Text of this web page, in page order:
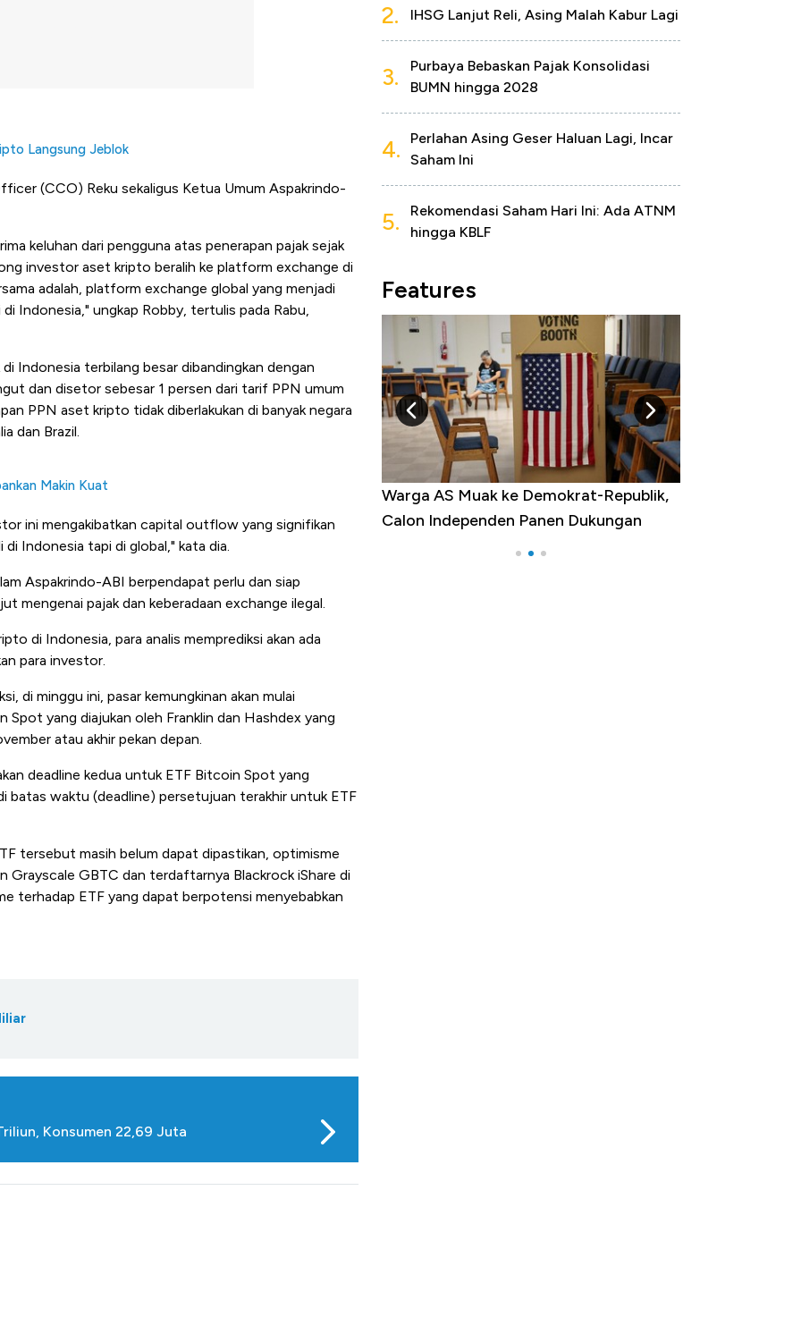
Langsung Jeblok
(CCO) Reku sekaligus Ketua Umum Aspakrindo-
keluhan dari pengguna atas penerapan pajak sejak
investor aset kripto beralih ke platform exchange di
adalah, platform exchange global yang menjadi
Indonesia," ungkap Robby, tertulis pada Rabu,
Indonesia terbilang besar dibandingkan dengan
dan disetor sebesar 1 persen dari tarif PPN umum
PPN aset kripto tidak diberlakukan di banyak negara
dan Brazil.
Makin Kuat
ini mengakibatkan capital outflow yang signifikan
Indonesia tapi di global," kata dia.
Aspakrindo-ABI berpendapat perlu dan siap
mengenai pajak dan keberadaan exchange ilegal.
di Indonesia, para analis memprediksi akan ada
para investor.
di minggu ini, pasar kemungkinan akan mulai
yang diajukan oleh Franklin dan Hashdex yang
atau akhir pekan depan.
deadline kedua untuk ETF Bitcoin Spot yang
batas waktu (deadline) persetujuan terakhir untuk ETF
tersebut masih belum dapat dipastikan, optimisme
Grayscale GBTC dan terdaftarnya Blackrock iShare di
terhadap ETF yang dapat berpotensi menyebabkan
Konsumen 22,69 Juta
2. IHSG Lanjut Reli, Asing Malah Kabur Lagi
3.
Purbaya Bebaskan Pajak Konsolidasi
BUMN hingga 2028
4.
Perlahan Asing Geser Haluan Lagi, Incar
Saham Ini
5.
Rekomendasi Saham Hari Ini: Ada ATNM
hingga KBLF
Features
24
Warga AS Muak ke Demokrat-Republik,
Calon Independen Panen Dukungan
Tak Perlu Bom Nuklir, Iran Punya Senjata
yang Bikin Dunia Ketar-Ketir